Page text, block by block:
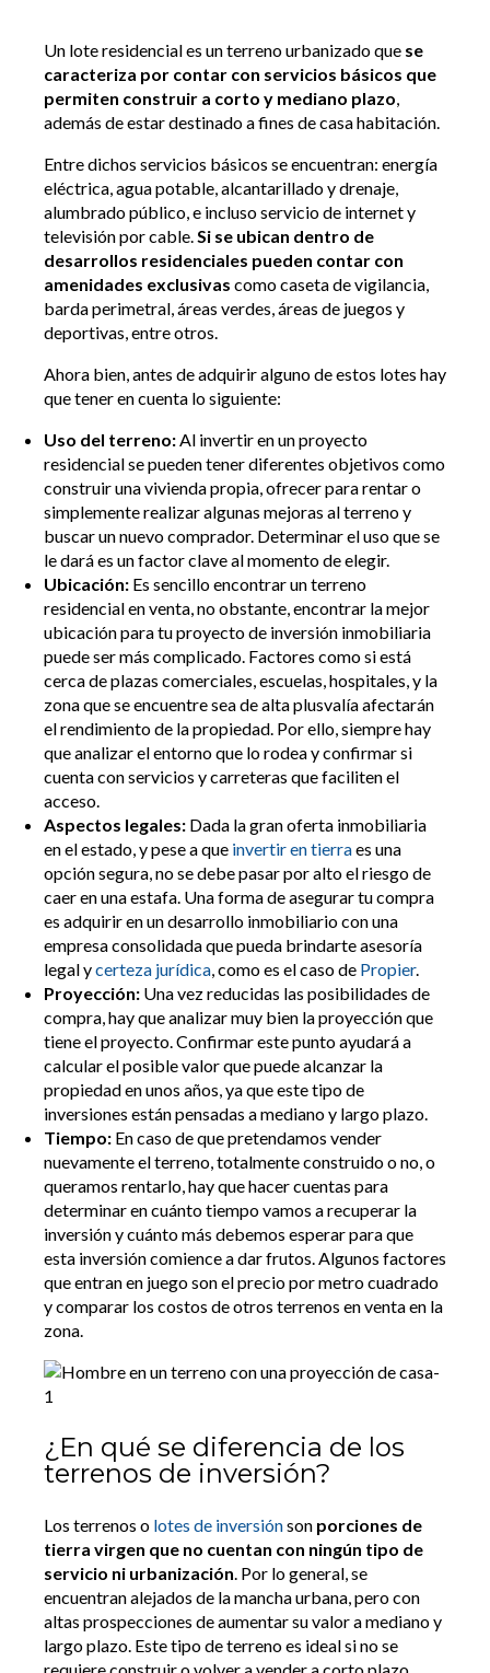
Un lote residencial es un terreno urbanizado que se
caracteriza por contar con servicios básicos que
permiten construir a corto y mediano plazo,
además de estar destinado a fines de casa habitación.
Entre dichos servicios básicos se encuentran: energía
eléctrica, agua potable, alcantarillado y drenaje,
alumbrado público, e incluso servicio de internet y
televisión por cable.Si se ubican dentro de
desarrollos residenciales pueden contar con
amenidades exclusivas como caseta de vigilancia,
barda perimetral, áreas verdes, áreas de juegos y
deportivas, entre otros.
Ahora bien, antes de adquirir alguno de estos lotes hay
que tener en cuenta lo siguiente:
Uso del terreno:Al invertir en un proyecto
residencial se pueden tener diferentes objetivos como
construir una vivienda propia, ofrecer para rentar o
simplemente realizar algunas mejoras al terreno y
buscar un nuevo comprador. Determinar el uso que se
le dará es un factor clave al momento de elegir.
Ubicación: Es sencillo encontrar un terreno
residencial en venta, no obstante, encontrar la mejor
ubicación para tu proyecto de inversión inmobiliaria
puede ser más complicado. Factores como si está
cerca de plazas comerciales, escuelas, hospitales, y la
zona que se encuentre sea de alta plusvalía afectarán
el rendimiento de la propiedad. Por ello, siempre hay
que analizar el entorno que lo rodea y confirmar si
cuenta con servicios y carreteras que faciliten el
acceso.
Aspectos legales: Dada la gran oferta inmobiliaria
en el estado, y pese a que invertir en tierraes una
opción segura, no se debe pasar por alto el riesgo de
caer en una estafa. Una forma de asegurar tu compra
es adquirir en un desarrollo inmobiliario con una
empresa consolidada que pueda brindarte asesoría
legal ycerteza jurídica, como es el caso de Propier.
Proyección: Una vez reducidas las posibilidades de
compra, hay que analizar muy bien la proyección que
tiene el proyecto. Confirmar este punto ayudará a
calcular el posible valor que puede alcanzar la
propiedad en unos años, ya que este tipo de
inversiones están pensadas a mediano y largo plazo.
Tiempo: En caso de que pretendamos vender
nuevamente el terreno, totalmente construido o no, o
queramos rentarlo, hay que hacer cuentas para
determinar en cuánto tiempo vamos a recuperar la
inversión y cuánto más debemos esperar para que
esta inversión comience a dar frutos. Algunos factores
que entran en juego son el precio por metro cuadrado
y comparar los costos de otros terrenos en venta en la
zona.
¿En qué se diferencia de los
terrenos de inversión?
Los terrenos o lotes de inversiónson porciones de
tierra virgen que no cuentan con ningún tipo de
servicio ni urbanización. Por lo general, se
encuentran alejados de la mancha urbana, pero con
altas prospecciones de aumentar su valor a mediano y
largo plazo. Este tipo de terreno es ideal si no se